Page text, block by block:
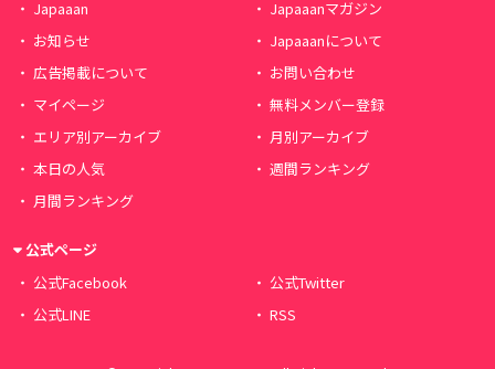
Japaaan
Japaaanマガジン
お知らせ
Japaaanについて
広告掲載について
お問い合わせ
マイページ
無料メンバー登録
エリア別アーカイブ
月別アーカイブ
本日の人気
週間ランキング
月間ランキング
公式ページ
公式Facebook
公式Twitter
公式LINE
RSS